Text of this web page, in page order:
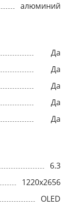
алюминий
Да
Да
Да
Да
Да
6.3
1220x2656
OLED